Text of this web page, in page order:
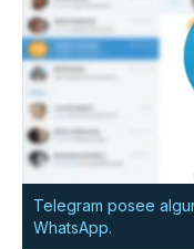
Telegram posee
WhatsApp.